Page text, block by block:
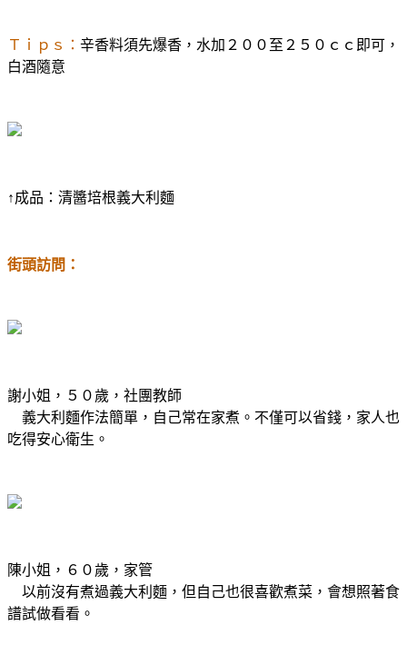
Ｔｉｐｓ： 辛香料須先爆香，水加２００至２５０ｃｃ即可，
白酒隨意
↑成品：清醬培根義大利麵
街頭訪問：
謝小姐，５０歲，社團教師
義大利麵作法簡單，自己常在家煮。不僅可以省錢，家人也
吃得安心衛生。
陳小姐，６０歲，家管
以前沒有煮過義大利麵，但自己也很喜歡煮菜，會想照著食
譜試做看看。